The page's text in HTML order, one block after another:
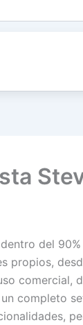
del
comercial,
completo